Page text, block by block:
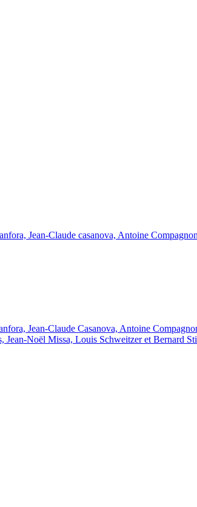
Jean-Claude casanova, Antoine
Jean-Claude Casanova, Antoine
Noël Missa, Louis Schweitzer et Bernard